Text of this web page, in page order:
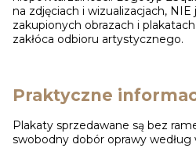
na zdjęciach i wizualizacjach,
zakupionych obrazach i
zakłóca odbioru artystycznego.
Praktyczne
Plakaty sprzedawane są bez
swobodny dobór oprawy według